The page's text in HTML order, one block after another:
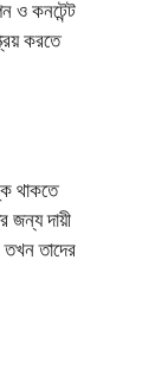
ও কনটেন্ট
করতে
থাকতে
জন্য দায়ী
তাদের